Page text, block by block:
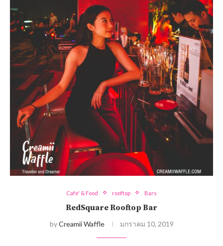
Cafe' & Food rooftop Bars
RedSquare Rooftop Bar
byCreamii Waffle มกราคม 10, 2019